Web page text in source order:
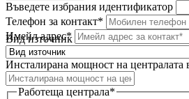
Въведете избрания идентификатор
Телефон за контакт*
Имейл адрес*
Вид източник
Инсталирана мощност на централата
Работеща централа*